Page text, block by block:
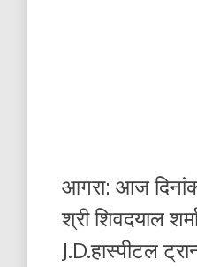
आगरा: आज
श्री शिवदयाल
J.D.हास्पीटल